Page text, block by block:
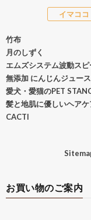
イマコ
竹布
月のしずく
エムズシステム波動ス
無添加 にんじんジュース
愛犬・愛猫のPET
髪と地肌に優しいヘア
CACTI
お買い物のご案内